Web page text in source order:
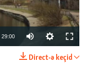
29:00
Direct-ə keçid